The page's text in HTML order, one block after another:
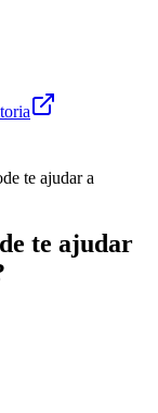
te ajudar a
te ajudar